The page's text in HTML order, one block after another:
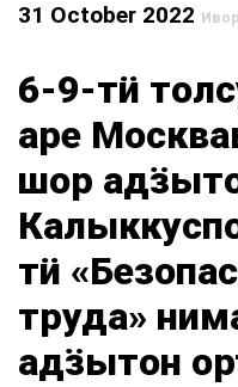
31 October 2022
6-9-тӥ
аре
шор
тӥ
труда»
адӟытон